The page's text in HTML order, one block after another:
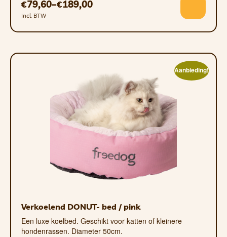
€79,60–€189,00
Incl. BTW
Aanbieding!
Verkoelend DONUT- bed / pink
Een luxe koelbed. Geschikt voor katten of kleinere
hondenrassen. Diameter 50cm.